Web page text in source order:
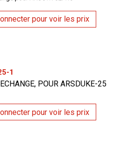
pour voir les prix
1
POUR ARSDUKE-25
pour voir les prix